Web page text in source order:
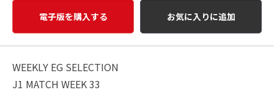
電子版を購入する お気に入りに追加
WEEKLY EG SELECTION
J1 MATCH WEEK 33